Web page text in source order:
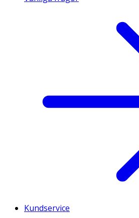
Kundservice